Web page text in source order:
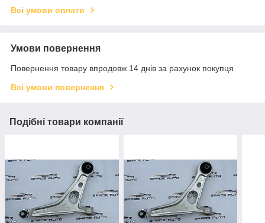
Всі умови оплати
Умови повернення
Повернення товару впродовж 14 днів за рахунок покупця
Всі умови повернення
Подібні товари компанії